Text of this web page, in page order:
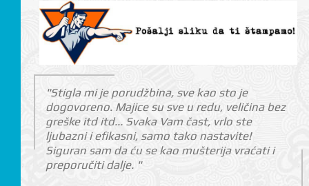
"Stigla mi je porudžbina, sve kao sto je
dogovoreno. Majice su sve u redu, veličina bez
greške itd itd... Svaka Vam čast, vrlo ste
ljubazni i efikasni, samo tako nastavite!
Siguran sam da ću se kao mušterija vraćati i
preporučiti dalje. "